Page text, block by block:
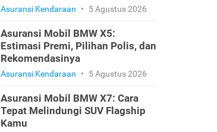
Asuransi Kendaraan • 5 Agustus 2026
Asuransi Mobil BMW X5:
Estimasi Premi, Pilihan Polis, dan
Rekomendasinya
Asuransi Kendaraan • 5 Agustus 2026
Asuransi Mobil BMW X7: Cara
Tepat Melindungi SUV Flagship
Kamu